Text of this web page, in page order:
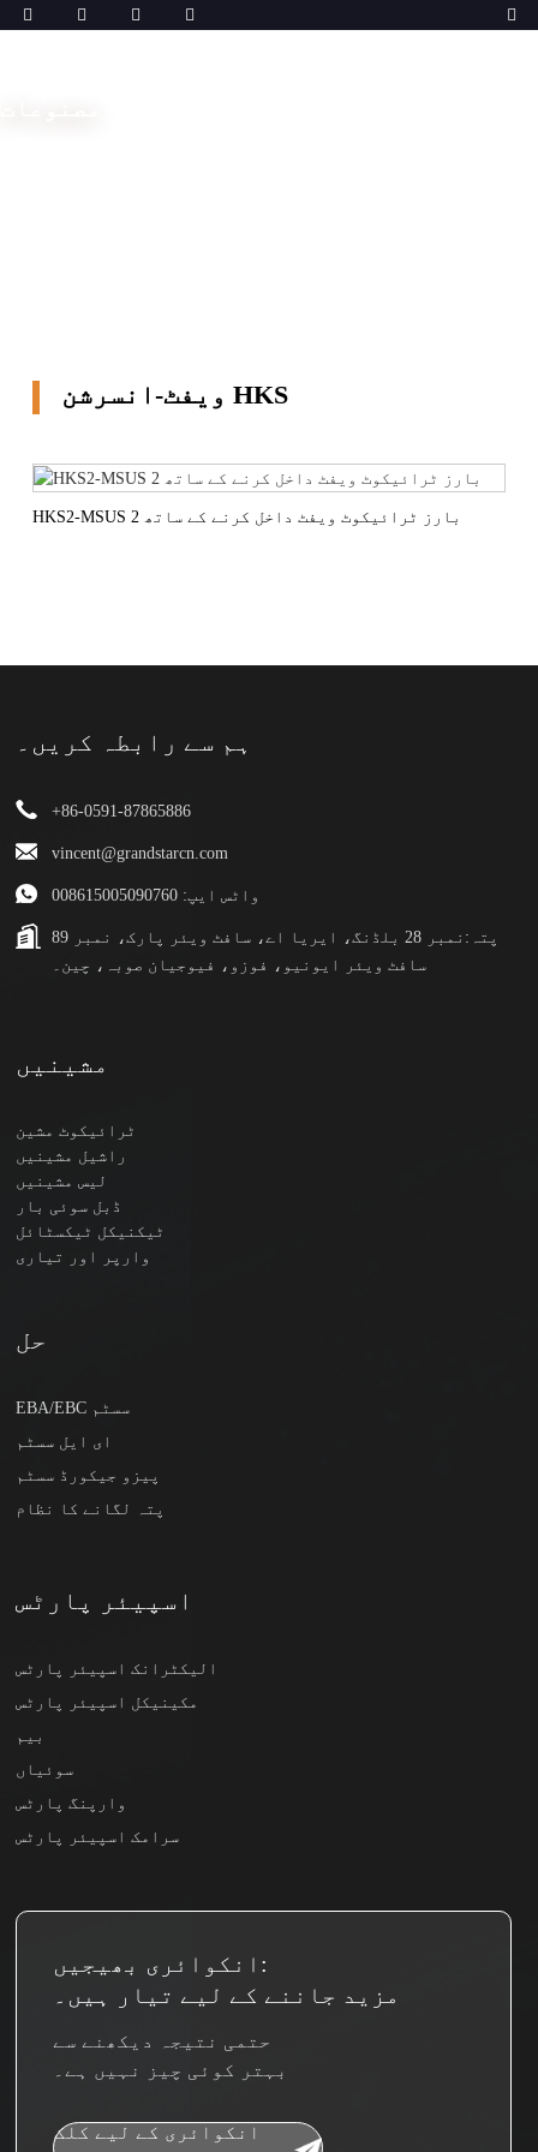
ویفٹ-انسرشن HKS
HKS2-MSUS 2 بارز ٹرائیکوٹ ویفٹ داخل کرنے کے ساتھ
ہم سے رابطہ کریں۔
+86-0591-87865886
vincent@grandstarcn.com
واٹس ایپ: 008615005090760
پتہ:
نمبر 28 بلڈنگ، ایریا اے، سافٹ ویئر پارک، نمبر 89
سافٹ ویئر ایونیو، فوزو، فیوجیان صوبہ، چین۔
مشینیں
ٹرائیکوٹ مشین
راشیل مشینیں
لیس مشینیں
ڈبل سوئی بار
ٹیکنیکل ٹیکسٹائل
وارپر اور تیاری
حل
EBA/EBC سسٹم
ای ایل سسٹم
پیزو جیکورڈ سسٹم
پتہ لگانے کا نظام
اسپیئر پارٹس
الیکٹرانک اسپیئر پارٹس
مکینیکل اسپیئر پارٹس
بیم
سوئیاں
وارپنگ پارٹس
سرامک اسپیئر پارٹس
انکوائری بھیجیں:
مزید جاننے کے لیے تیار ہیں۔
حتمی نتیجہ دیکھنے سے
بہتر کوئی چیز نہیں ہے۔
انکوائری کے لیے کلک